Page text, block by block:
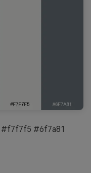
#6f7a81